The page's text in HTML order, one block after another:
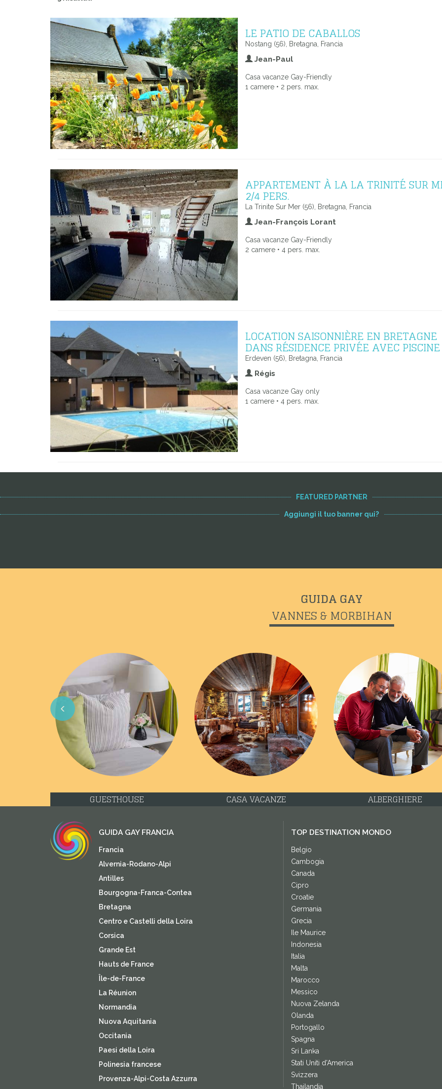
LE PATIO DE CABALLOS
Nostang (56), Bretagna, Francia
Jean-Paul
Casa vacanze Gay-Friendly
1 camere • 2 pers. max.
APPARTEMENT À LA LA TRINITÉ SUR
2/4 PERS.
La Trinite Sur Mer (56), Bretagna, Francia
Jean-François Lorant
Casa vacanze Gay-Friendly
2 camere • 4 pers. max.
LOCATION SAISONNIÈRE EN BRETAGNE
DANS RÉSIDENCE PRIVÉE AVEC PISCINE
Erdeven (56), Bretagna, Francia
Régis
Casa vacanze Gay only
1 camere • 4 pers. max.
FEATURED PARTNER
Aggiungi il tuo banner qui?
GUIDA GAY
VANNES & MORBIHAN
Previous
GUESTHOUSE CASA VACANZE ALBERGHIERE
GUIDA GAY FRANCIA
Francia
Alvernia-Rodano-Alpi
Antilles
Bourgogna-Franca-Contea
Bretagna
Centro e Castelli della Loira
Corsica
Grande Est
Hauts de France
Île-de-France
La Réunion
Normandia
Nuova Aquitania
Occitania
Paesi della Loira
Polinesia francese
Provenza-Alpi-Costa Azzurra
TOP DESTINATION MONDO
Belgio
Cambogia
Canada
Cipro
Croatie
Germania
Grecia
Ile Maurice
Indonesia
Italia
Malta
Marocco
Messico
Nuova Zelanda
Olanda
Portogallo
Spagna
Sri Lanka
Stati Uniti d'America
Svizzera
Thailandia